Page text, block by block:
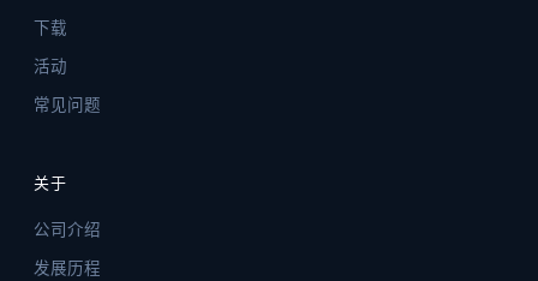
下载
活动
常见问题
关于
公司介绍
发展历程